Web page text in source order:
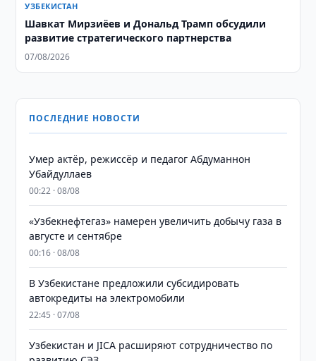
УЗБЕКИСТАН
Шавкат Мирзиёев и Дональд Трамп обсудили
развитие стратегического партнерства
07/08/2026
ПОСЛЕДНИЕ НОВОСТИ
Умер актёр, режиссёр и педагог Абдуманнон
Убайдуллаев
00:22 · 08/08
«Узбекнефтегаз» намерен увеличить добычу газа в
августе и сентябре
00:16 · 08/08
В Узбекистане предложили субсидировать
автокредиты на электромобили
22:45 · 07/08
Узбекистан и JICA расширяют сотрудничество по